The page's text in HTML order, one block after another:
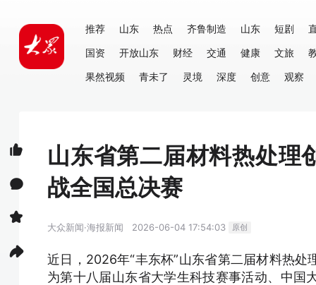
推荐 山东 热点 齐鲁制造 山东 短剧
国资
开放山东 财经 交通 健康 文旅
果然视频
青未了 灵境 深度 创意 观察
山东省第二届材料热处理
战全国总决赛
大众新闻·海报新闻 2026-06-04 17:54:03 原创
近日，2026年“丰东杯”山东省第二届材料热
为第十八届山东省大学生科技赛事活动、中国